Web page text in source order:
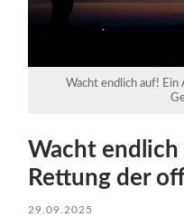
Wacht endlich auf!
Wacht endlich
Rettung der
29.09.2025